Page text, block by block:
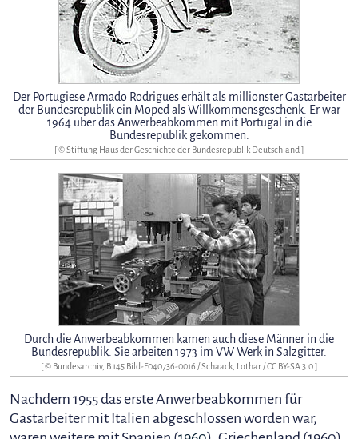
Der Portugiese Armado Rodrigues erhält als millionster Gastarbeiter
der Bundesrepublik ein Moped als Willkommensgeschenk. Er war
1964 über das Anwerbeabkommen mit Portugal in die
Bundesrepublik gekommen.
[ © Stiftung Haus der Geschichte der Bundesrepublik Deutschland ]
Durch die Anwerbeabkommen kamen auch diese Männer in die
Bundesrepublik. Sie arbeiten 1973 im VW Werk in Salzgitter.
[ © Bundesarchiv, B 145 Bild-F040736-0016 / Schaack, Lothar /CC BY-SA 3.0]
Nachdem 1955 das erste Anwerbeabkommen für
Gastarbeiter mit Italien abgeschlossen worden war,